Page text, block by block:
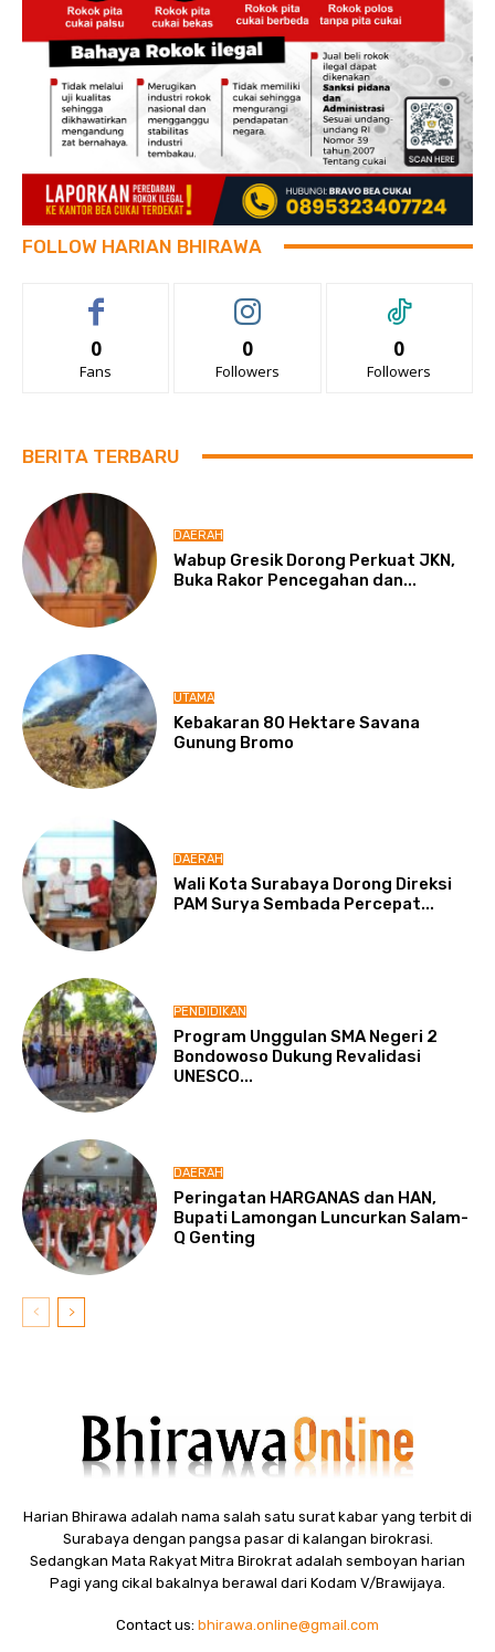
FOLLOW HARIAN BHIRAWA
0
Fans
0
Followers
0
Followers
BERITA TERBARU
DAERAH
Wabup Gresik Dorong Perkuat JKN,
Buka Rakor Pencegahan dan...
UTAMA
Kebakaran 80 Hektare Savana
Gunung Bromo
DAERAH
Wali Kota Surabaya Dorong Direksi
PAM Surya Sembada Percepat...
PENDIDIKAN
Program Unggulan SMA Negeri 2
Bondowoso Dukung Revalidasi
UNESCO...
DAERAH
Peringatan HARGANAS dan HAN,
Bupati Lamongan Luncurkan Salam-
Q Genting
Harian Bhirawa adalah nama salah satu surat kabar yang terbit di
Surabaya dengan pangsa pasar di kalangan birokrasi.
Sedangkan Mata Rakyat Mitra Birokrat adalah semboyan harian
Pagi yang cikal bakalnya berawal dari Kodam V/Brawijaya.
Contact us: bhirawa.online@gmail.com